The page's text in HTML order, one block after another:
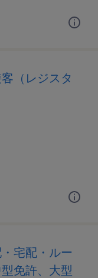
（レジスタ
宅配・ルー
免許、大型